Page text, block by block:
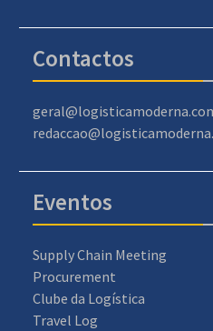
Contactos
Eventos
Supply Chain Meeting
Procurement
Clube da Logística
Travel Log